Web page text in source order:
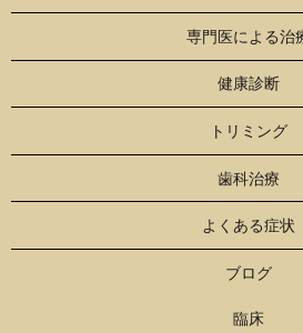
専門医による治
健康診断
トリミング
歯科治療
よくある症状
ブログ
臨床